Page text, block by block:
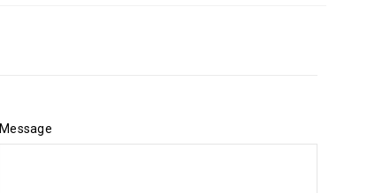
Message